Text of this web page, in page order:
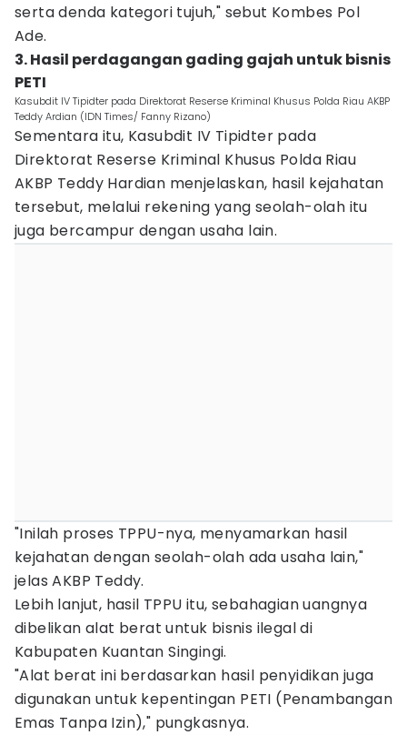
serta denda kategori tujuh," sebut Kombes Pol
Ade.
3. Hasil perdagangan gading gajah untuk bisnis
PETI
Kasubdit IV Tipidter pada Direktorat Reserse Kriminal Khusus Polda Riau AKBP
Teddy Ardian (IDN Times/ Fanny Rizano)
Sementara itu, Kasubdit IV Tipidter pada
Direktorat Reserse Kriminal Khusus Polda Riau
AKBP Teddy Hardian menjelaskan, hasil kejahatan
tersebut, melalui rekening yang seolah-olah itu
juga bercampur dengan usaha lain.
"Inilah proses TPPU-nya, menyamarkan hasil
kejahatan dengan seolah-olah ada usaha lain,"
jelas AKBP Teddy.
Lebih lanjut, hasil TPPU itu, sebahagian uangnya
dibelikan alat berat untuk bisnis ilegal di
Kabupaten Kuantan Singingi.
"Alat berat ini berdasarkan hasil penyidikan juga
digunakan untuk kepentingan PETI (Penambangan
Emas Tanpa Izin)," pungkasnya.